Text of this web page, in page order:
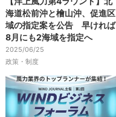
海道松前沖と檜山沖、促進区
域の指定案を公告 早ければ
8月にも2海域を指定へ
2025/06/25
政策・制度